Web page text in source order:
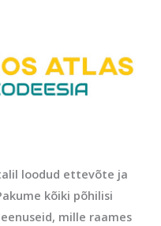
loodud ettevõte ja
kõiki põhilisi
mille raames